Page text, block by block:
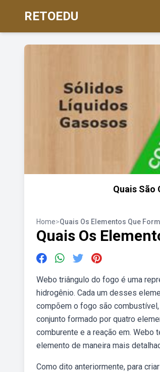
RETOEDU
Quais São
Home>Quais Os Elementos Que
Quais Os
Webo triângulo do fogo é uma
hidrogênio. Cada um desses
compõem o fogo são
conjunto formado por quatro
comburente e a reação em. Webo
elemento de maneira mais
Como dito anteriormente, para